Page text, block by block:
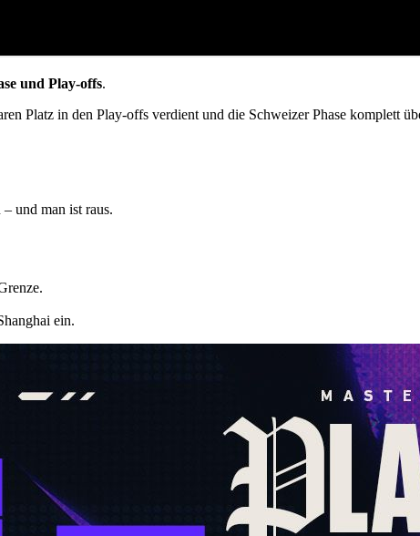
und Play-offs.
Platz in den Play-offs verdient und die Schweizer Phase komplett
und man ist raus.
ein.